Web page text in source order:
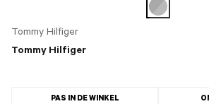
Tommy Hilfiger
Tommy Hilfiger
PAS IN DE WINKEL